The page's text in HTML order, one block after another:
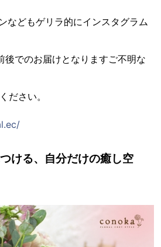
などもゲリラ的にインスタグラム
後でのお届けとなりますご不明な
ださい。
ける、自分だけの癒し空